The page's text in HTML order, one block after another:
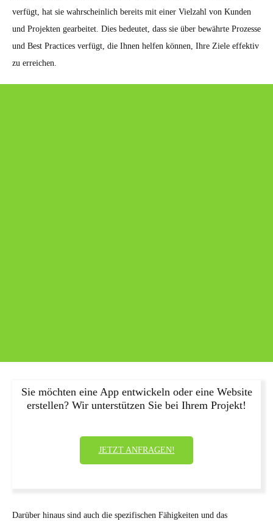
verfügt, hat sie wahrscheinlich bereits mit einer Vielzahl von Kunden
und Projekten gearbeitet. Dies bedeutet, dass sie über bewährte Prozesse
und Best Practices verfügt, die Ihnen helfen können, Ihre Ziele effektiv
zu erreichen.
Sie möchten eine App entwickeln oder eine Website
erstellen? Wir unterstützen Sie bei Ihrem Projekt!
JETZT ANFRAGEN!
Darüber hinaus sind auch die spezifischen Fähigkeiten und das